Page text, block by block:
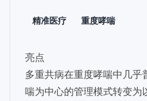
精准医疗 重度哮喘
亮点
多重共病在重度哮喘中几乎
喘为中心的管理模式转变为